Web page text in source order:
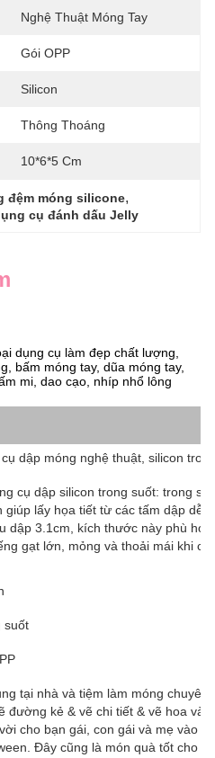
Nghệ Thuật Móng Tay
Gói OPP
Silicon
Thông Thoáng
10*6*5 Cm
đệm móng silicone,
cụ đánh dấu Jelly
dụng cụ làm đẹp chất lượng,
bấm móng tay, dũa móng tay,
mi, dao cạo, nhíp nhổ lông
cụ dập móng nghệ thuật, silicon
cụ dập silicon trong suốt: trong
giúp lấy họa tiết từ các tấm dập dễ
dập 3.1cm, kích thước này phù
gạt lớn, mỏng và thoải mái khi
suốt
tại nhà và tiệm làm móng
đường kẻ & vẽ chi tiết & vẽ hoa và
cho bạn gái, con gái và mẹ vào
Đây cũng là món quà tốt cho